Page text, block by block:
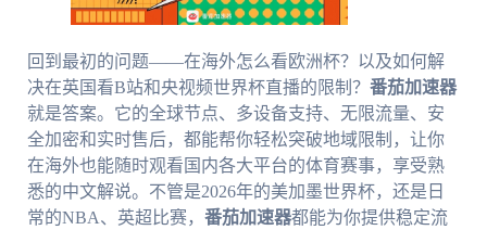
回到最初的问题——在海外怎么看欧洲杯？以及如何解
决在英国看B站和央视频世界杯直播的限制？ 番茄加速器
就是答案。它的全球节点、多设备支持、无限流量、安
全加密和实时售后，都能帮你轻松突破地域限制，让你
在海外也能随时观看国内各大平台的体育赛事，享受熟
悉的中文解说。不管是2026年的美加墨世界杯，还是日
常的NBA、英超比赛， 番茄加速器都能为你提供稳定流